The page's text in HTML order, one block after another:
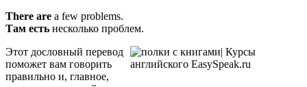
There are a few problems.
Там есть несколько проблем.
Этот дословный перевод
поможет вам говорить
правильно и, главное,